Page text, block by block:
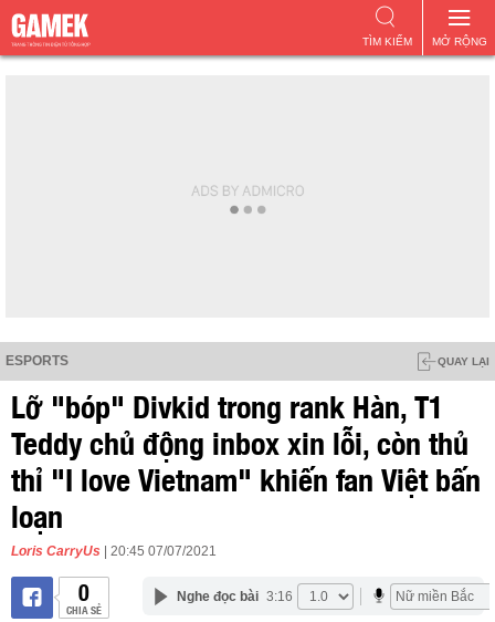
MỞ RỘNG
TÌM KIẾM
ESPORTS QUAY LẠI
Lỡ "bóp" Divkid trong rank Hàn, T1
Teddy chủ động inbox xin lỗi, còn thủ
thỉ "I love Vietnam" khiến fan Việt bấn
loạn
Loris CarryUs | 20:45 07/07/2021
0
CHIA SẺ
Nghe đọc bài 3:16